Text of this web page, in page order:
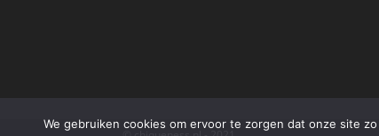
We gebruiken cookies om ervoor te zorgen dat onze site